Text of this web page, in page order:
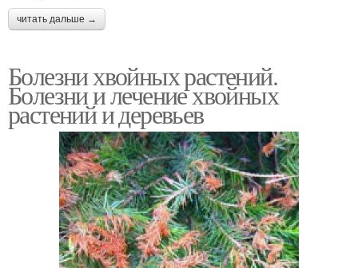
читать дальше →
Болезни хвойных растений.
Болезни и лечение хвойных
растений и деревьев